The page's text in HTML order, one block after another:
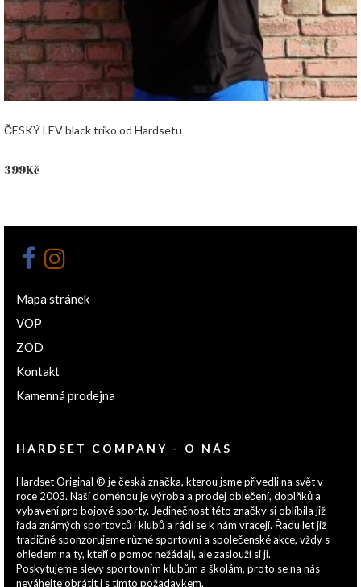
ČESKÝ LEV black triko od Hardsetu
399Kč
Mapa stránek
VOP
ZOD
Kontakt
Kamenná prodejna
HARDSET COMPANY - O NÁS
Hardset Original ® je česká značka, kterou jsme přivedli na svět v
roce 2003. Naší doménou je výroba a prodej oblečení, doplňků a
vybavení pro bojové sporty. Jedinečnost této značky si oblíbila již
řada známých sportovců i klubů a rádi se k nám vracejí. Řadu let již
tradičně sponzorujeme různé sportovní a společenské akce, vždy s
ohledem na ty, kteří o pomoc nežádají, ale zaslouží si ji.
Poskytujeme slevy sportovním klubům a školám, proto se na nás
neváhejte obrátit i s tímto požadavkem.